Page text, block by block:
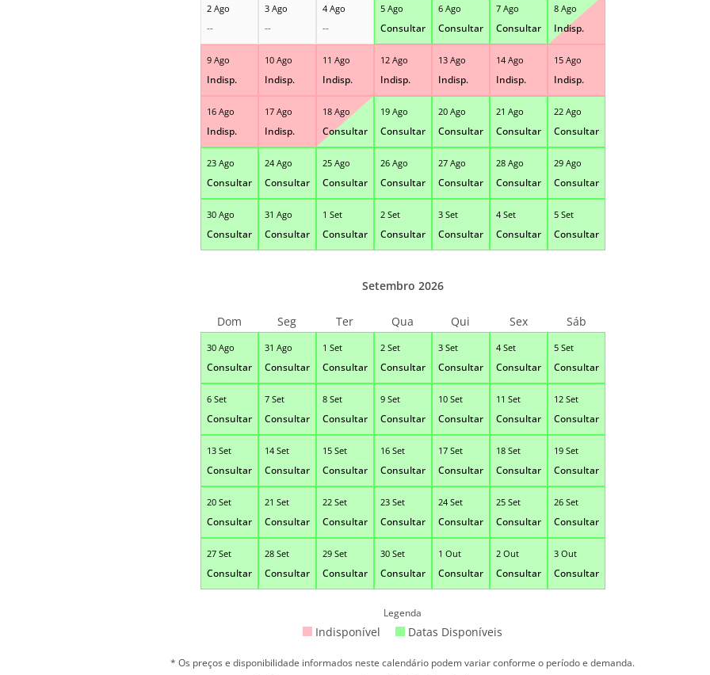
2 Ago
--
3 Ago
--
4 Ago
--
5 Ago
Consultar
6 Ago
Consultar
7 Ago
Consultar
8 Ago
Indisp.
9 Ago
Indisp.
10 Ago
Indisp.
11 Ago
Indisp.
12 Ago
Indisp.
13 Ago
Indisp.
14 Ago
Indisp.
15 Ago
Indisp.
16 Ago
Indisp.
17 Ago
Indisp.
18 Ago
Consultar
19 Ago
Consultar
20 Ago
Consultar
21 Ago
Consultar
22 Ago
Consultar
23 Ago
Consultar
24 Ago
Consultar
25 Ago
Consultar
26 Ago
Consultar
27 Ago
Consultar
28 Ago
Consultar
29 Ago
Consultar
30 Ago
Consultar
31 Ago
Consultar
1 Set
Consultar
2 Set
Consultar
3 Set
Consultar
4 Set
Consultar
5 Set
Consultar
30 Ago
Consultar
31 Ago
Consultar
1 Set
Consultar
2 Set
Consultar
3 Set
Consultar
4 Set
Consultar
5 Set
Consultar
6 Set
Consultar
7 Set
Consultar
8 Set
Consultar
9 Set
Consultar
10 Set
Consultar
11 Set
Consultar
12 Set
Consultar
13 Set
Consultar
14 Set
Consultar
15 Set
Consultar
16 Set
Consultar
17 Set
Consultar
18 Set
Consultar
19 Set
Consultar
20 Set
Consultar
21 Set
Consultar
22 Set
Consultar
23 Set
Consultar
24 Set
Consultar
25 Set
Consultar
26 Set
Consultar
27 Set
Consultar
28 Set
Consultar
29 Set
Consultar
30 Set
Consultar
1 Out
Consultar
2 Out
Consultar
3 Out
Consultar
Setembro 2026
Dom Seg Ter Qua Qui Sex Sáb
Legenda
Indisponível Datas Disponíveis
* Os preços e disponibilidade informados neste calendário podem variar conforme o período e demanda.